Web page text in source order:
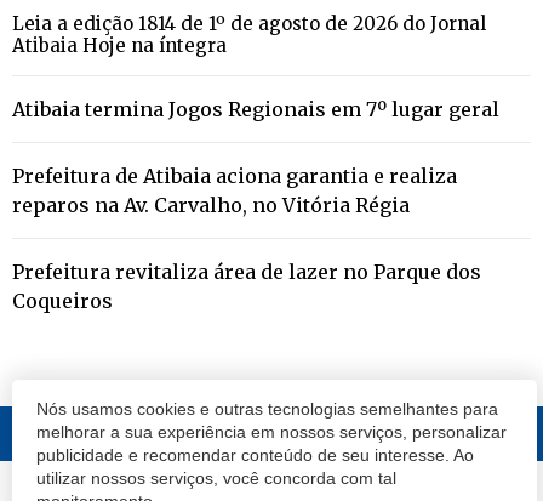
Nós usamos cookies e outras tecnologias semelhantes para
melhorar a sua experiência em nossos serviços, personalizar
publicidade e recomendar conteúdo de seu interesse. Ao
utilizar nossos serviços, você concorda com tal
Leia a edição 1814 de 1º de agosto de 2026 do Jornal
Atibaia Hoje na íntegra
Atibaia termina Jogos Regionais em 7º lugar geral
Prefeitura de Atibaia aciona garantia e realiza
reparos na Av. Carvalho, no Vitória Régia
Prefeitura revitaliza área de lazer no Parque dos
Coqueiros
© 2020 Atibaia Hoje.